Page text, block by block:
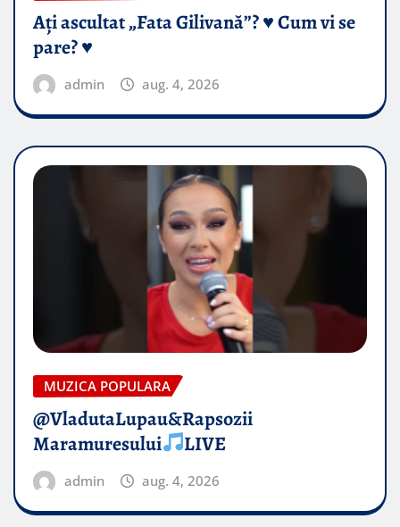
Ați ascultat „Fata Gilivană”? ♥️ Cum vi se
pare? ♥️
admin aug. 4, 2026
MUZICA POPULARA
@VladutaLupau&Rapsozii
Maramuresului
LIVE
admin aug. 4, 2026